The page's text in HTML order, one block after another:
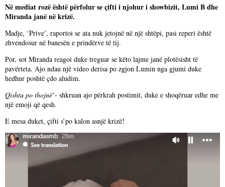
Në mediat rozë është përfolur se çifti i njohur i showbizit, Lumi B dhe
Miranda janë në krizë.
Madje, ‘Prive’, raportoi se ata nuk jetojnë në një shtëpi, pasi reperi është
zhvendosur në banesën e prindërve të tij.
Por, sot Miranda reagoi duke treguar se këto lajme janë plotësisht të
pavërteta. Ajo ndau një video derisa po zgjon Lumin nga gjumi duke
hedhur poshtë çdo aludim.
Qishtu po thojnë‘- shkruan ajo përkrah postimit, duke e shoqëruar edhe me
një emoji që qesh.
E mesa duket, çifti s’po kalon asnjë krizë!